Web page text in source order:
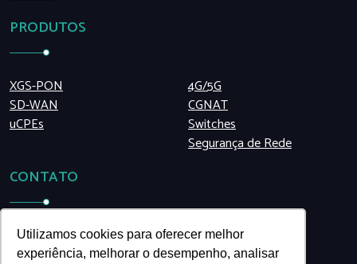
Utilizamos cookies para oferecer melhor
experiência, melhorar o desempenho, analisar
PRODUTOS
XGS-PON
SD-WAN
uCPEs
4G/5G
CGNAT
Switches
Segurança de Rede
CONTATO
(11) 5199.8990
venko@venkonetworks.com